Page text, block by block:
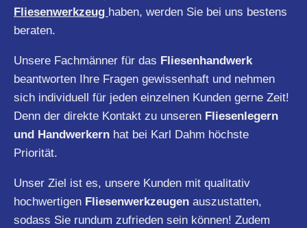
Fliesenwerkzeug haben, werden Sie bei uns bestens
beraten.
Unsere Fachmänner für das Fliesenhandwerk
beantworten Ihre Fragen gewissenhaft und nehmen
sich individuell für jeden einzelnen Kunden gerne Zeit!
Denn der direkte Kontakt zu unseren Fliesenlegern
und Handwerkern hat bei Karl Dahm höchste
Priorität.
Unser Ziel ist es, unsere Kunden mit qualitativ
hochwertigen Fliesenwerkzeugen auszustatten,
sodass Sie rundum zufrieden sein können! Zudem